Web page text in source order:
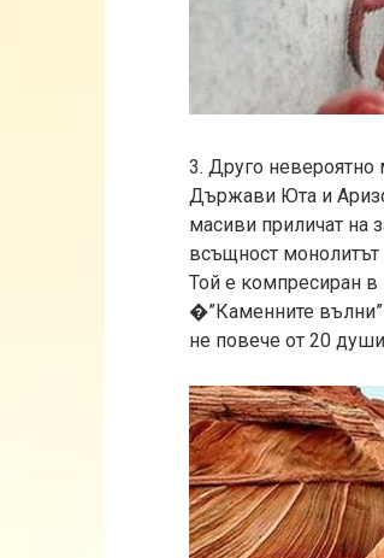
3. Друго
Държави Юта и
масиви приличат на
всъщност монолитът
Той е компресиран
�”Каменните
не повече от 20